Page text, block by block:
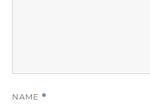
NAME *